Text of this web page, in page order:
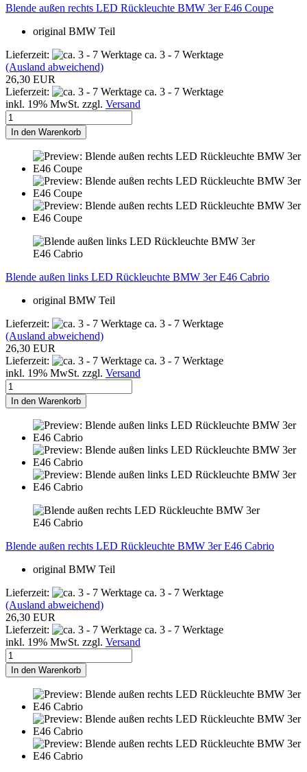
Blende außen rechts LED Rückleuchte BMW 3er E46 Coupe
original BMW Teil
Lieferzeit:
ca. 3 - 7 Werktage
(Ausland abweichend)
26,30 EUR
Lieferzeit:
ca. 3 - 7 Werktage
inkl. 19% MwSt. zzgl. Versand
In den Warenkorb
Blende außen links LED Rückleuchte BMW 3er E46 Cabrio
original BMW Teil
Lieferzeit:
ca. 3 - 7 Werktage
(Ausland abweichend)
26,30 EUR
Lieferzeit:
ca. 3 - 7 Werktage
inkl. 19% MwSt. zzgl. Versand
In den Warenkorb
Blende außen rechts LED Rückleuchte BMW 3er E46 Cabrio
original BMW Teil
Lieferzeit:
ca. 3 - 7 Werktage
(Ausland abweichend)
26,30 EUR
Lieferzeit:
ca. 3 - 7 Werktage
inkl. 19% MwSt. zzgl. Versand
In den Warenkorb